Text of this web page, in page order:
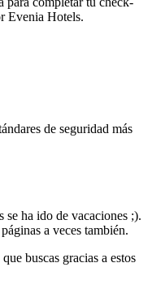
Evenia Hotels.
de seguridad más
se ha ido de vacaciones ;).
a veces también.
buscas gracias a estos